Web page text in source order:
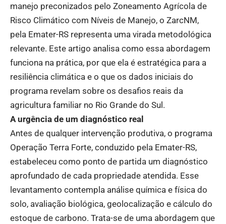
manejo preconizados pelo Zoneamento Agrícola de
Risco Climático com Níveis de Manejo, o ZarcNM,
pela Emater-RS representa uma virada metodológica
relevante. Este artigo analisa como essa abordagem
funciona na prática, por que ela é estratégica para a
resiliência climática e o que os dados iniciais do
programa revelam sobre os desafios reais da
agricultura familiar no Rio Grande do Sul.
A urgência de um diagnóstico real
Antes de qualquer intervenção produtiva, o programa
Operação Terra Forte, conduzido pela Emater-RS,
estabeleceu como ponto de partida um diagnóstico
aprofundado de cada propriedade atendida. Esse
levantamento contempla análise química e física do
solo, avaliação biológica, geolocalização e cálculo do
estoque de carbono. Trata-se de uma abordagem que